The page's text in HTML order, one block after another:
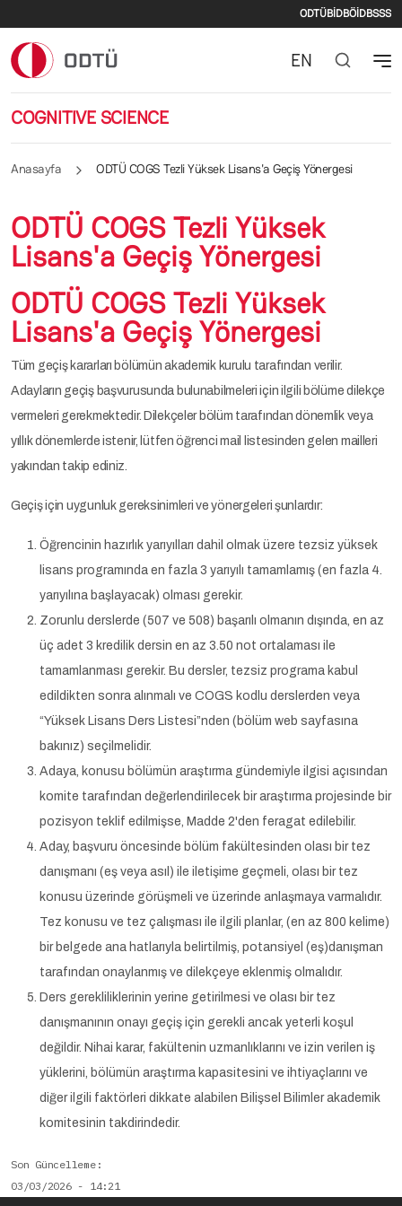
İkincil
ODTÜBİDBÖİDBSSS
COGNITIVE SCIENCE
EN
Anasayfa ODTÜ COGS Tezli Yüksek Lisans'a Geçiş Yönergesi
ODTÜ COGS Tezli Yüksek
Lisans'a Geçiş Yönergesi
ODTÜ COGS Tezli Yüksek
Lisans'a Geçiş Yönergesi
Tüm geçiş kararları bölümün akademik kurulu tarafından verilir.
Adayların geçiş başvurusunda bulunabilmeleri için ilgili bölüme dilekçe
vermeleri gerekmektedir. Dilekçeler bölüm tarafından dönemlik veya
yıllık dönemlerde istenir, lütfen öğrenci mail listesinden gelen mailleri
yakından takip ediniz.
Geçiş için uygunluk gereksinimleri ve yönergeleri şunlardır:
Öğrencinin hazırlık yarıyılları dahil olmak üzere tezsiz yüksek
lisans programında en fazla 3 yarıyılı tamamlamış (en fazla 4.
yarıyılına başlayacak) olması gerekir.
Zorunlu derslerde (507 ve 508) başarılı olmanın dışında, en az
üç adet 3 kredilik dersin en az 3.50 not ortalaması ile
tamamlanması gerekir. Bu dersler, tezsiz programa kabul
edildikten sonra alınmalı ve COGS kodlu derslerden veya
“Yüksek Lisans Ders Listesi”nden (bölüm web sayfasına
bakınız) seçilmelidir.
Adaya, konusu bölümün araştırma gündemiyle ilgisi açısından
komite tarafından değerlendirilecek bir araştırma projesinde bir
pozisyon teklif edilmişse, Madde 2'den feragat edilebilir.
Aday, başvuru öncesinde bölüm fakültesinden olası bir tez
danışmanı (eş veya asıl) ile iletişime geçmeli, olası bir tez
konusu üzerinde görüşmeli ve üzerinde anlaşmaya varmalıdır.
Tez konusu ve tez çalışması ile ilgili planlar, (en az 800 kelime)
bir belgede ana hatlarıyla belirtilmiş, potansiyel (eş)danışman
tarafından onaylanmış ve dilekçeye eklenmiş olmalıdır.
Ders gerekliliklerinin yerine getirilmesi ve olası bir tez
danışmanının onayı geçiş için gerekli ancak yeterli koşul
değildir. Nihai karar, fakültenin uzmanlıklarını ve izin verilen iş
yüklerini, bölümün araştırma kapasitesini ve ihtiyaçlarını ve
diğer ilgili faktörleri dikkate alabilen Bilişsel Bilimler akademik
komitesinin takdirindedir.
Son Güncelleme
03/03/2026 - 14:21